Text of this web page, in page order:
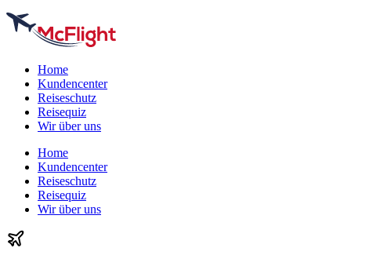
Home
Kundencenter
Reiseschutz
Reisequiz
Wir über uns
Home
Kundencenter
Reiseschutz
Reisequiz
Wir über uns